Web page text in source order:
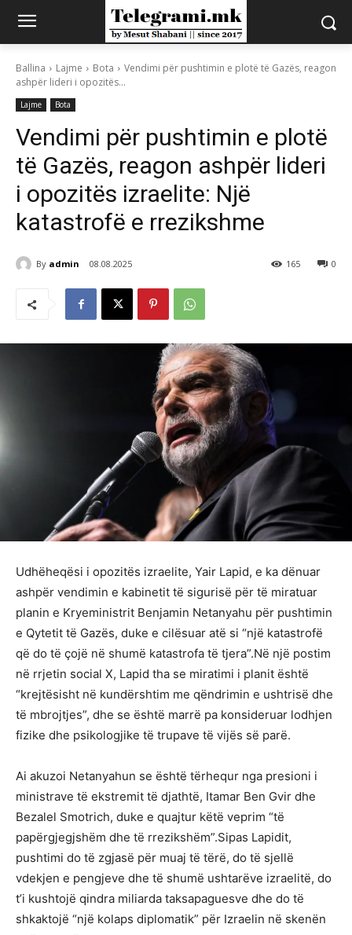
Ballina Lajme Bota
Vendimi për pushtimin e plotë të Gazës, reagon
ashpër lideri i opozitës...
Lajme Bota
Vendimi për pushtimin e plotë
të Gazës, reagon ashpër lideri
i opozitës izraelite: Një
katastrofë e rrezikshme
By admin 08.08.2025 0
165
Udhëheqësi i opozitës izraelite, Yair Lapid, e ka dënuar
ashpër vendimin e kabinetit të sigurisë për të miratuar
planin e Kryeministrit Benjamin Netanyahu për pushtimin
e Qytetit të Gazës, duke e cilësuar atë si “një katastrofë
që do të çojë në shumë katastrofa të tjera”.Në një postim
në rrjetin social X, Lapid tha se miratimi i planit është
“krejtësisht në kundërshtim me qëndrimin e ushtrisë dhe
të mbrojtjes”, dhe se është marrë pa konsideruar lodhjen
fizike dhe psikologjike të trupave të vijës së parë.
Ai akuzoi Netanyahun se është tërhequr nga presioni i
ministrave të ekstremit të djathtë, Itamar Ben Gvir dhe
Bezalel Smotrich, duke e quajtur këtë veprim “të
papërgjegjshëm dhe të rrezikshëm”.Sipas Lapidit,
pushtimi do të zgjasë për muaj të tërë, do të sjellë
vdekjen e pengjeve dhe të shumë ushtarëve izraelitë, do
t’i kushtojë qindra miliarda taksapaguesve dhe do të
shkaktojë “një kolaps diplomatik” për Izraelin në skenën